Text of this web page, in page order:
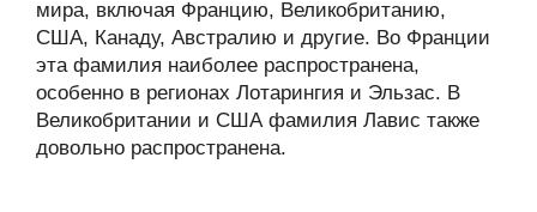
мира, включая Францию, Великобританию,
США, Канаду, Австралию и другие. Во Франции
эта фамилия наиболее распространена,
особенно в регионах Лотарингия и Эльзас. В
Великобритании и США фамилия Лавис также
довольно распространена.